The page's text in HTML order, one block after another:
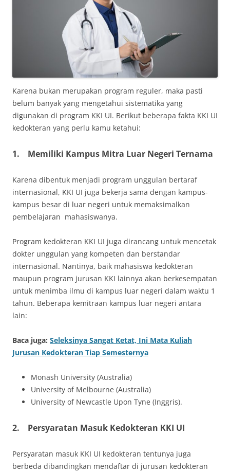
Karena bukan merupakan program reguler, maka pasti
belum banyak yang mengetahui sistematika yang
digunakan di program KKI UI. Berikut beberapa fakta KKI UI
kedokteran yang perlu kamu ketahui:
1. Memiliki Kampus Mitra Luar Negeri Ternama
Karena dibentuk menjadi program unggulan bertaraf
internasional, KKI UI juga bekerja sama dengan kampus-
kampus besar di luar negeri untuk memaksimalkan
pembelajaran mahasiswanya.
Program kedokteran KKI UI juga dirancang untuk mencetak
dokter unggulan yang kompeten dan berstandar
internasional. Nantinya, baik mahasiswa kedokteran
maupun program jurusan KKI lainnya akan berkesempatan
untuk menimba ilmu di kampus luar negeri dalam waktu 1
tahun. Beberapa kemitraan kampus luar negeri antara
lain:
Baca juga: Seleksinya Sangat Ketat, Ini Mata Kuliah
Jurusan Kedokteran Tiap Semesternya
Monash University (Australia)
University of Melbourne (Australia)
University of Newcastle Upon Tyne (Inggris).
2. Persyaratan Masuk Kedokteran KKI UI
Persyaratan masuk KKI UI kedokteran tentunya juga
berbeda dibandingkan mendaftar di jurusan kedokteran